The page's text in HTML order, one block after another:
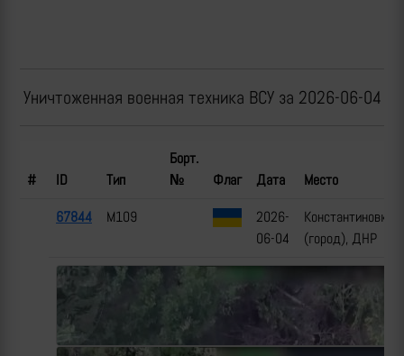
Уничтоженная военная техника ВСУ за 2026-06-04
# ID Тип
Борт.
№
Флаг Дата Место
67844 M109
2026-
06-04
Константиновка
(город), ДНР